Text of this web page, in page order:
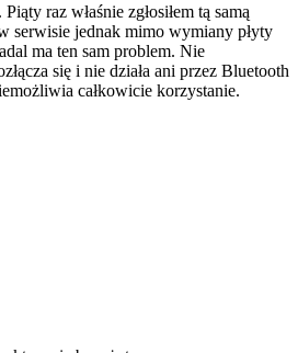
raz właśnie zgłosiłem tą samą
serwisie jednak mimo wymiany płyty
ma ten sam problem. Nie
się i nie działa ani przez Bluetooth
całkowicie korzystanie.